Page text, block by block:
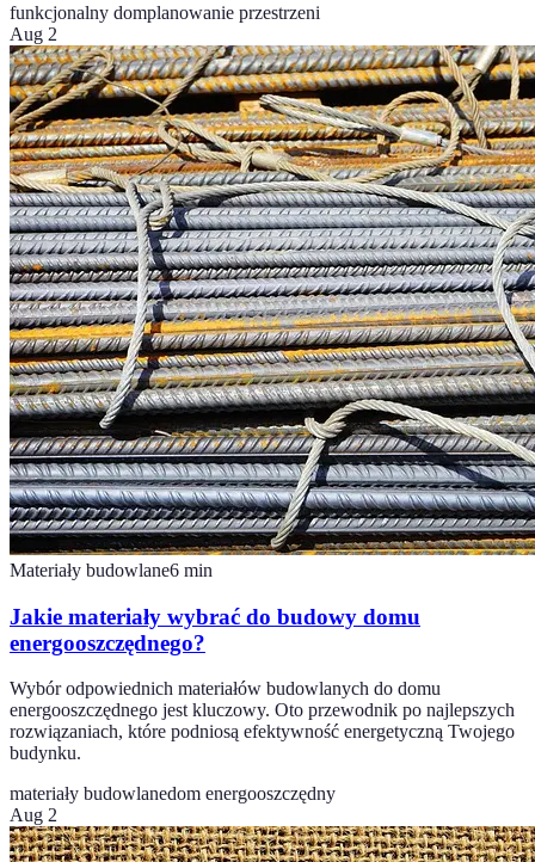
funkcjonalny domplanowanie przestrzeni
Aug 2
Materiały budowlane6 min
Jakie materiały wybrać do budowy domu
energooszczędnego?
Wybór odpowiednich materiałów budowlanych do domu
energooszczędnego jest kluczowy. Oto przewodnik po najlepszych
rozwiązaniach, które podniosą efektywność energetyczną Twojego
budynku.
materiały budowlanedom energooszczędny
Aug 2